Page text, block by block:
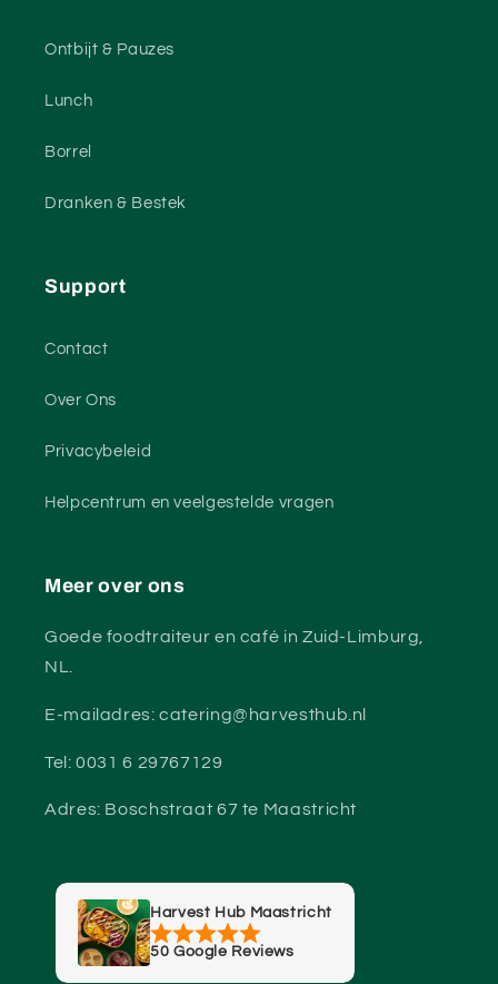
Ontbijt & Pauzes
Lunch
Borrel
Dranken & Bestek
Support
Contact
Over Ons
Privacybeleid
Helpcentrum en veelgestelde vragen
Meer over ons
Goede foodtraiteur en café in Zuid-Limburg,
NL.
E-mailadres: catering@harvesthub.nl
Tel: 0031 6 29767129
Adres: Boschstraat 67 te Maastricht
Harvest Hub Maastricht
50 Google Reviews